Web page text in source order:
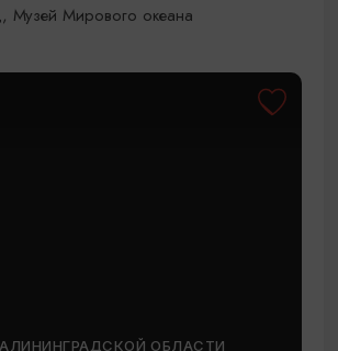
Музей Мирового океана
ОБЛАСТИ